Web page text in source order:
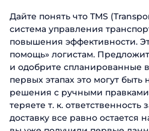
Дайте понять что TMS
система управления
повышения эффективности.
помощь» логистам.
и одобрите спланированные
первых этапах это могут
решения с ручными
теряете т. к. ответственность
доставку все равно остается